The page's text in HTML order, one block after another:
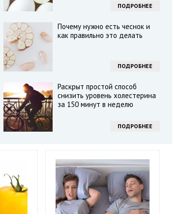
ПОДРОБНЕЕ
Почему нужно есть чеснок и
как правильно это делать
ПОДРОБНЕЕ
Раскрыт простой способ
снизить уровень холестерина
за 150 минут в неделю
ПОДРОБНЕЕ